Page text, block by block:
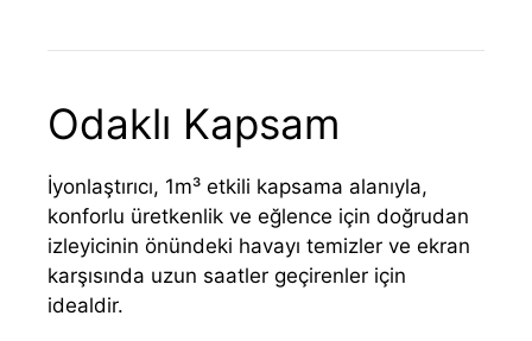
Odaklı Kapsam
İyonlaştırıcı, 1m³ etkili kapsama alanıyla,
konforlu üretkenlik ve eğlence için doğrudan
izleyicinin önündeki havayı temizler ve ekran
karşısında uzun saatler geçirenler için
idealdir.